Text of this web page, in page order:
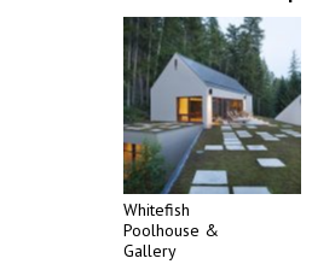
Whitefish
Poolhouse &
Gallery